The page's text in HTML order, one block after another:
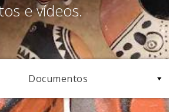
e vídeos.
Documentos